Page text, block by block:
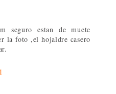
seguro estan de muete
la foto ,el hojaldre casero